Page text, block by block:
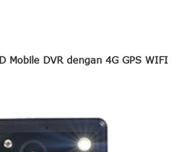
Mobile DVR dengan 4G GPS WIFI